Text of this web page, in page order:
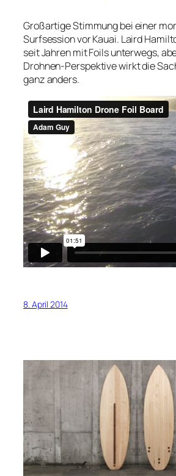
Großartige Stimmung bei einer
Surfsession vor Kauai. Laird
seit Jahren mit Foils unterwegs,
Drohnen-Perspektive wirkt die
ganz anders.
8. April 2014